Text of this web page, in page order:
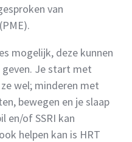
van
mogelijk, deze kunnen
Je start met
wel; minderen met
bewegen en je slaap
en/of SSRI kan
helpen kan is HRT